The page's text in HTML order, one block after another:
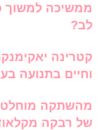
ממשיכה למשוך
לב?
קטרינה
וחיים בתנועה
מהשתקה
של רבקה